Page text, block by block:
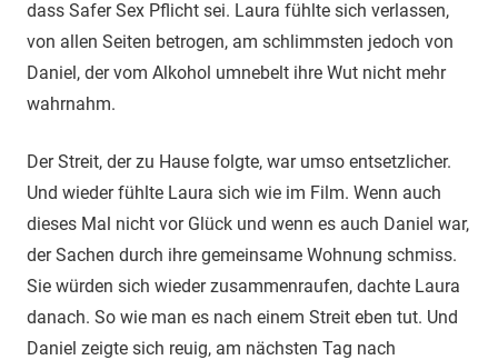
dass Safer Sex Pflicht sei. Laura fühlte sich verlassen,
von allen Seiten betrogen, am schlimmsten jedoch von
Daniel, der vom Alkohol umnebelt ihre Wut nicht mehr
wahrnahm.
Der Streit, der zu Hause folgte, war umso entsetzlicher.
Und wieder fühlte Laura sich wie im Film. Wenn auch
dieses Mal nicht vor Glück und wenn es auch Daniel war,
der Sachen durch ihre gemeinsame Wohnung schmiss.
Sie würden sich wieder zusammenraufen, dachte Laura
danach. So wie man es nach einem Streit eben tut. Und
Daniel zeigte sich reuig, am nächsten Tag nach